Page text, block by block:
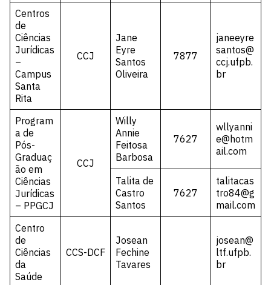
Centros
de
Ciências
Jurídicas
–
Campus
Santa
Rita
CCJ
Jane
Eyre
Santos
Oliveira
7877
janeeyre
santos@
ccj.ufpb.
br
Program
a de
Pós-
Graduaç
ão em
Ciências
Jurídicas
– PPGCJ
CCJ
Willy
Annie
Feitosa
Barbosa
7627
wllyanni
e@hotm
ail.com
Talita de
Castro
Santos
7627
talitacas
tro84@g
mail.com
Centro
de
Ciências
da
Saúde
CCS-DCF
Josean
Fechine
Tavares
josean@
ltf.ufpb.
br